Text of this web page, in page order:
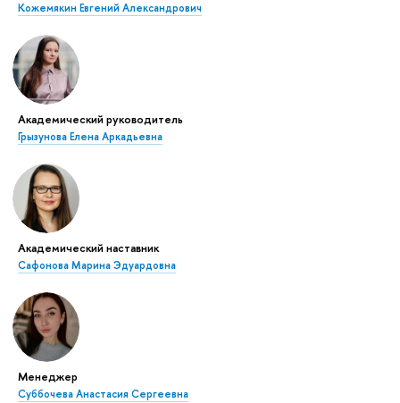
Кожемякин Евгений Александрович
Академический руководитель
Грызунова Елена Аркадьевна
Академический наставник
Сафонова Марина Эдуардовна
Менеджер
Суббочева Анастасия Сергеевна